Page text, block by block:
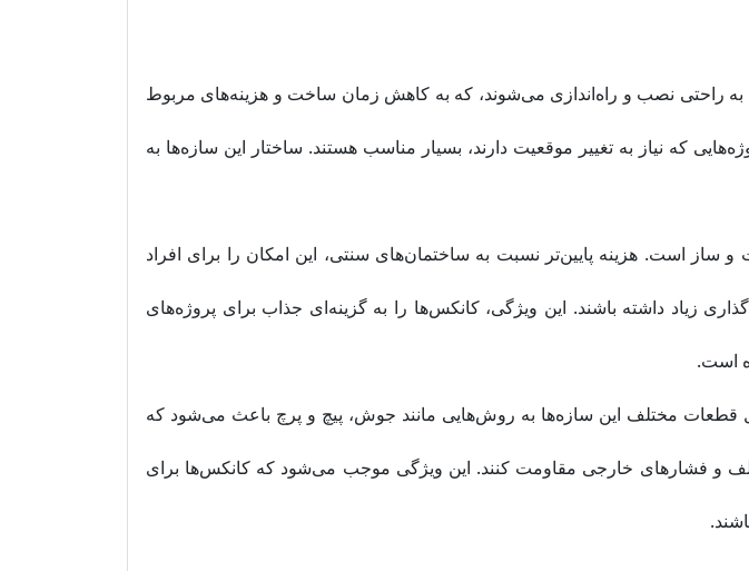
راحتی نصب و راه‌اندازی می‌شوند، که به کاهش زمان ساخت و هزینه‌های مربوط
که نیاز به تغییر موقعیت دارند، بسیار مناسب هستند. ساختار این سازه‌ها به
است. هزینه پایین‌تر نسبت به ساختمان‌های سنتی، این امکان را برای افراد
زیاد داشته باشند. این ویژگی، کانکس‌ها را به گزینه‌ای جذاب برای پروژه‌های
است.
قطعات مختلف این سازه‌ها به روش‌هایی مانند جوش، پیچ و پرچ باعث می‌شود که
و فشارهای خارجی مقاومت کنند. این ویژگی موجب می‌شود که کانکس‌ها برای